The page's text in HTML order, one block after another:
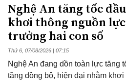
Nghệ An tăng tốc
khơi thông nguồn
trưởng hai con số
Thứ 6, 07/08/2026 | 07:15
Nghệ An đang dồn toàn lực tăng
tầng đồng bộ, hiện đại nhằm